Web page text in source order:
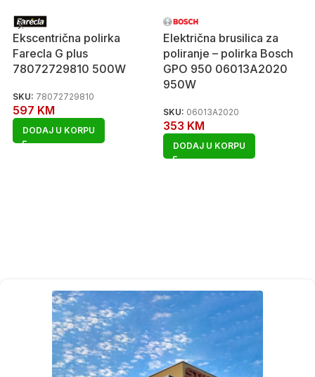
Ekscentrična polirka
Farecla G plus
78072729810 500W
SKU: 78072729810
597 KM
DODAJ U KORPU
Električna brusilica za
poliranje – polirka Bosch
GPO 950 06013A2020
950W
SKU: 06013A2020
353 KM
DODAJ U KORPU